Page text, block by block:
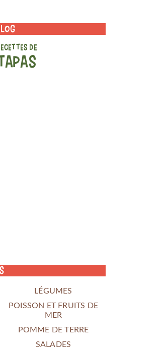
DE
LÉGUMES
POISSON ET FRUITS DE
MER
POMME DE TERRE
SALADES